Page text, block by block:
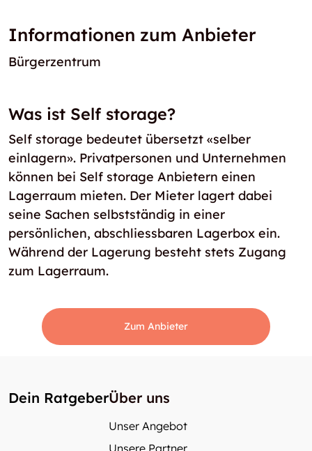
Informationen zum Anbieter
Bürgerzentrum
Was ist Self storage?
Self storage bedeutet übersetzt «selber
einlagern». Privatpersonen und Unternehmen
können bei Self storage Anbietern einen
Lagerraum mieten. Der Mieter lagert dabei
seine Sachen selbstständig in einer
persönlichen, abschliessbaren Lagerbox ein.
Während der Lagerung besteht stets Zugang
zum Lagerraum.
Zum Anbieter
Dein RatgeberÜber uns
Unser Angebot
Unsere Partner